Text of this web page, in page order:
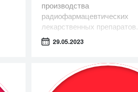
производства
радиофармацевтических
лекарственных препаратов.
29.05.2023